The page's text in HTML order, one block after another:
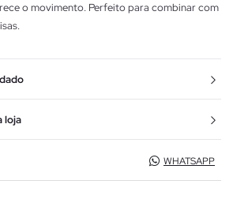
o movimento. Perfeito para combinar com
loja
WHATSAPP